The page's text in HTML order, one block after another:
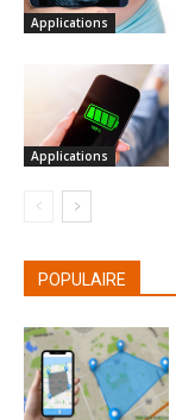
Applications
Applications
POPULAIRE